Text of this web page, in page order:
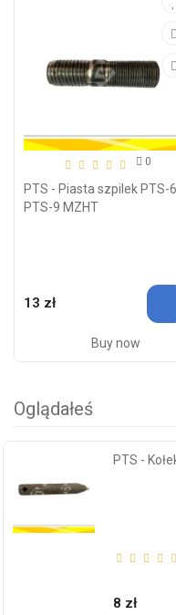
0
PTS - Piasta szpilek PTS-6
PTS-9 MZHT
13 zł
Buy now
Oglądałeś
PTS -
8 zł